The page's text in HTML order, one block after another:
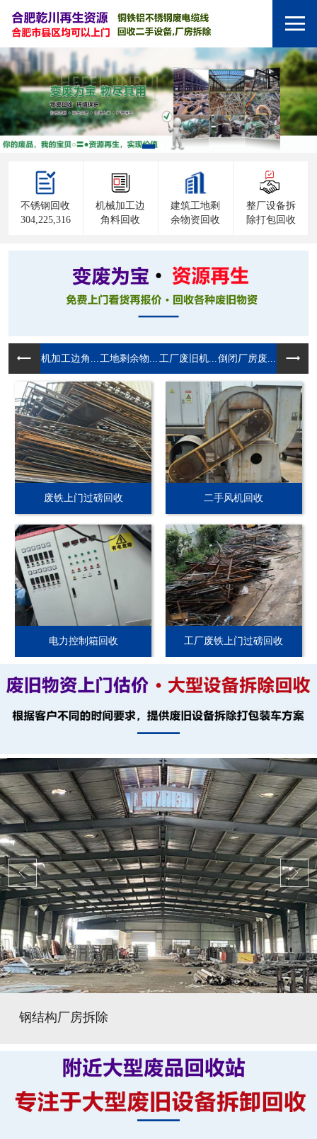
不锈钢回收
304,225,316
机械加工边
角料回收
建筑工地剩
余物资回收
整厂设备拆
除打包回收
机加工边角... 工地剩余物... 工厂废旧机... 倒闭厂房废...
废铁上门过磅回收 二手风机回收
电力控制箱回收 工厂废铁上门过磅回收
钢结构厂房拆除